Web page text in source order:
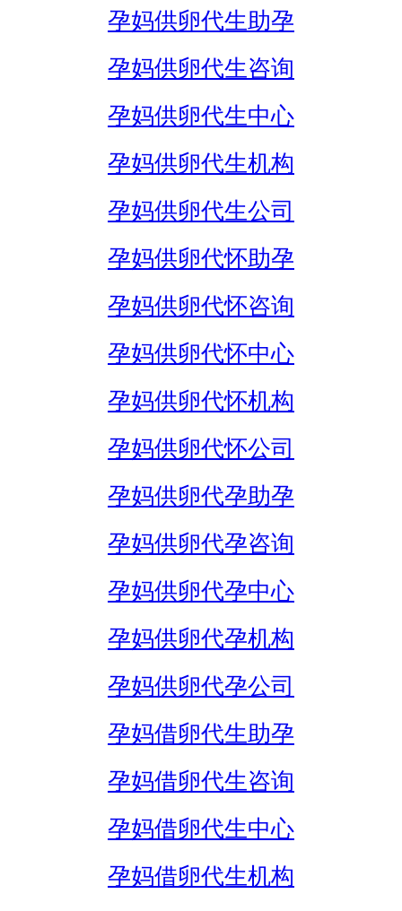
孕妈供卵代生助孕
孕妈供卵代生咨询
孕妈供卵代生中心
孕妈供卵代生机构
孕妈供卵代生公司
孕妈供卵代怀助孕
孕妈供卵代怀咨询
孕妈供卵代怀中心
孕妈供卵代怀机构
孕妈供卵代怀公司
孕妈供卵代孕助孕
孕妈供卵代孕咨询
孕妈供卵代孕中心
孕妈供卵代孕机构
孕妈供卵代孕公司
孕妈借卵代生助孕
孕妈借卵代生咨询
孕妈借卵代生中心
孕妈借卵代生机构